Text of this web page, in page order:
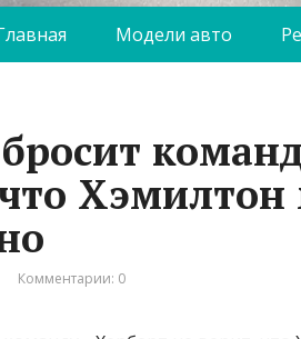
Модели авто
Комментарии: 0